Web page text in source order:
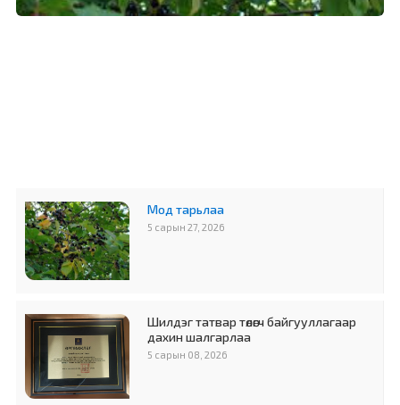
Мод тарьлаа
5 сарын 27, 2026
Шилдэг татвар төлөгч байгууллагаар
дахин шалгарлаа
5 сарын 08, 2026